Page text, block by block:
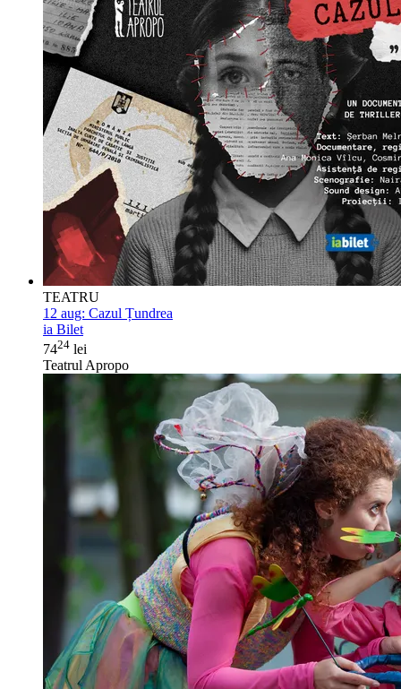
TEATRU
12 aug: Cazul Țundrea
ia Bilet
7424 lei
Teatrul Apropo